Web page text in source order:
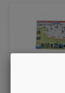
Carte Postale